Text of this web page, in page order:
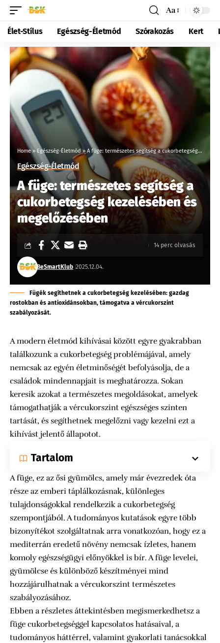
Aa
Élet-Stílus Egészség-Életmód Szórakozás Kert
Home»Egészség-Életmód » A füge: természetes segítség a cukorbetegség kezelésében és megelőzésében
Egészség-Életmód
A füge: természetes segítség a
cukorbetegség kezelésében és
megelőzésében
BeSmartKlub 2025.12.04.
14 perc olvasás
Fügék segíthetnek a cukorbetegség kezelésében: gazdag
rostokban és antioxidánsokban, támogatva a vércukorszint
szabályozását.
A modern életmód kihívásai között egyre gyakrabban
találkozunk a cukorbetegség problémájával, amely
nemcsak az egyén életminőségét befolyásolja, de a
családok mindennapjait is meghatározza. Sokan
keresik azokat a természetes megoldásokat, amelyek
támogathatják a vércukorszint egészséges szinten
tartását, és segíthetnek megelőzni vagy kezelni ezt a
kihívást jelentő állapotot.
Tartalom
A füge, ez az ősi gyümölcs, amely már évezredek óta
része az emberi táplálkozásnak, különleges
tulajdonságokkal rendelkezik a cukorbetegség
szempontjából. A tudományos kutatások egyre több
bizonyítékot szolgáltatnak arra vonatkozóan, hogy ez a
mediterrán eredetű növény nemcsak ízletes, hanem
komoly egészségügyi előnyökkel is bír. A füge levelei,
gyümölcse és különböző készítményei mind
hozzájárulhatnak a vércukorszint természetes
szabályozásához.
Ebben a részletes áttekintésben megismerkedhetsz a
füge cukorbetegséggel kapcsolatos hatásaival, a
tudományos háttérrel, valamint gyakorlati tanácsokkal